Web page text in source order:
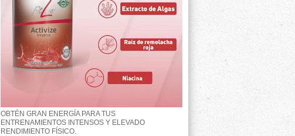
OBTÉN GRAN ENERGÍA PARA TUS
ENTRENAMIENTOS INTENSOS Y ELEVADO
RENDIMIENTO FÍSICO.